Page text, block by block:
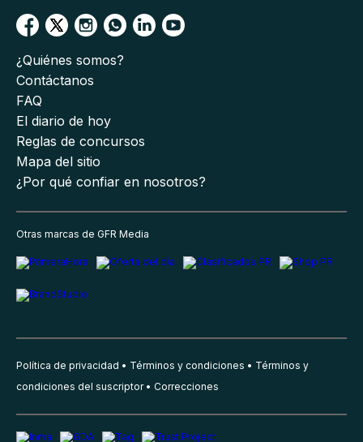
¿Quiénes somos?
Contáctanos
FAQ
El diario de hoy
Reglas de concursos
Mapa del sitio
¿Por qué confiar en nosotros?
Otras marcas de GFR Media
Política de privacidad Términos y condiciones
Términos y
condiciones del suscriptor
Correcciones